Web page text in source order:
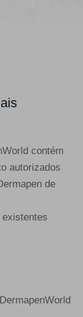
contém
autorizados
de